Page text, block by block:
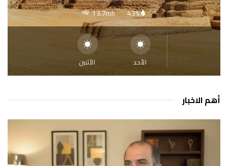
43%
13.7mh
الأحد الأثنين
أهم الاخبار